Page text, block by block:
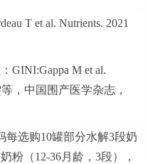
T et al. Nutrients. 2021
GINI:Gappa M et al.
，中国围产医学杂志，
每选购10罐部分水解3段奶
粉（12-36月龄，3段），